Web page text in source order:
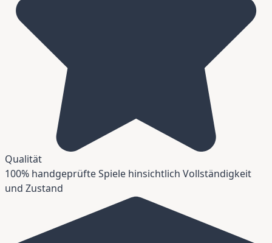
Qualität
100% handgeprüfte Spiele hinsichtlich Vollständigkeit
und Zustand